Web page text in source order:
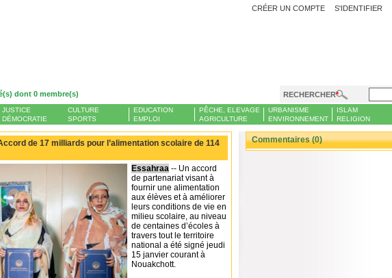
CRÉER UN COMPTE S'IDENTIFIER
dont 0 membre(s) RECHERCHER
JUSTICE
DÉMOCRATIE
CULTURE
SPORTS
EDUCATION
EMPLOI
PÊCHE, ELEVAGE
AGRICULTURE
URBANISME
ENVIRONNEMENT
ISLAM
RELIGION
de 17 milliards pour l’alimentation scolaire de 114
Essahraa -- Un accord
de partenariat visant à
fournir une alimentation
aux élèves et à améliorer
leurs conditions de vie en
milieu scolaire, au niveau
de centaines d’écoles à
travers tout le territoire
national a été signé jeudi
15 janvier courant à
Nouakchott.
Commentaires (0)